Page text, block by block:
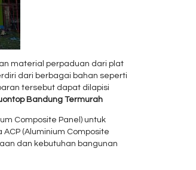
material perpaduan dari plat
dari berbagai bahan seperti
tersebut dapat dilapisi
Bandung Termurah
Composite Panel) untuk
(Aluminium Composite
dan kebutuhan bangunan